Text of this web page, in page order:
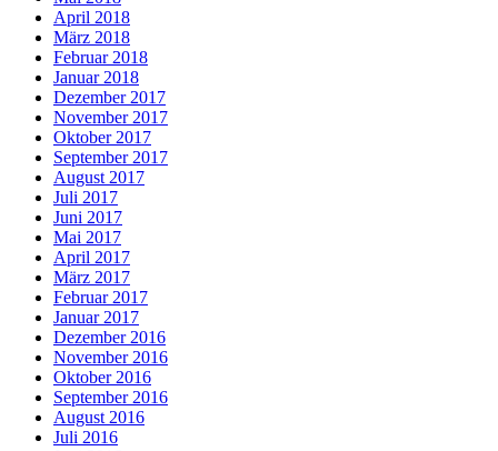
April 2018
März 2018
Februar 2018
Januar 2018
Dezember 2017
November 2017
Oktober 2017
September 2017
August 2017
Juli 2017
Juni 2017
Mai 2017
April 2017
März 2017
Februar 2017
Januar 2017
Dezember 2016
November 2016
Oktober 2016
September 2016
August 2016
Juli 2016